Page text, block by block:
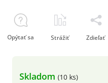
Skladom (10 ks)
Opýtať sa Strážiť Zdieľať